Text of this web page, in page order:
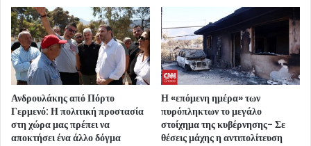
Ανδρουλάκης από Πόρτο
Γερμενό: Η πολιτική προστασία
στη χώρα μας πρέπει να
αποκτήσει ένα άλλο δόγμα
Η «επόμενη ημέρα» των
πυρόπληκτων το μεγάλο
στοίχημα της κυβέρνησης- Σε
θέσεις μάχης η αντιπολίτευση